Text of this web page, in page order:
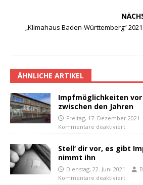
„Klimahaus Baden-Württemberg“
ÄHNLICHE ARTIKEL
Impfmöglichkeiten
zwischen den Jahren
Freitag, 17. Dezember 2021
Kommentare deaktiviert
Stell‘ dir vor, es gibt
nimmt ihn
Dienstag, 22. Juni 2021
Kommentare deaktiviert